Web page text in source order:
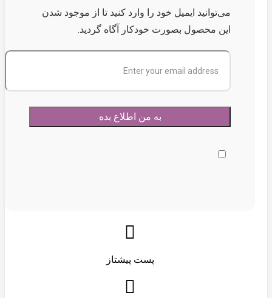
می‌توانید ایمیل خود را وارد کنید تا از موجود شدن
این محصول بصورت خودکار آگاه گردید.
پست پیشتاز